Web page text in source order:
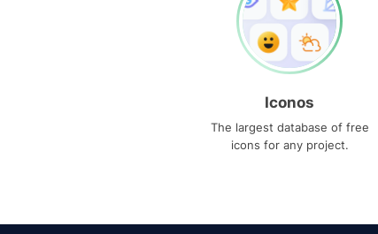
Iconos
The largest database of free
icons for any project.